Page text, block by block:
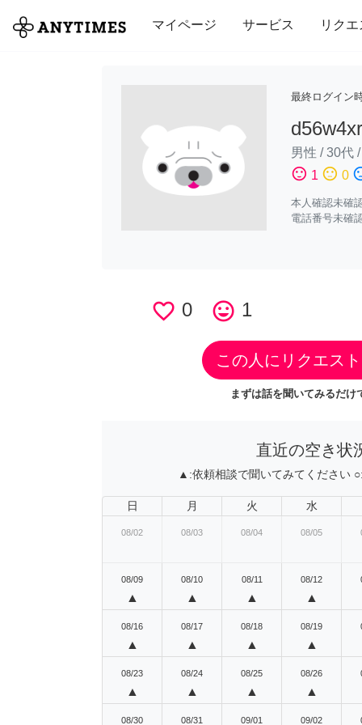
マイページ サービス リクエ
全て 修理・組立 家事 引っ越し
最終ログイン
男性 /30代 /
sentiment_satisfied 1 sentiment_neutral 0
本人確認未確
電話番号未確
favorite_border 0 tag_faces 1
この人にリクエス
まずは話を聞いてみるだけ
直近の空き状
▲:依頼相談で聞いてみてください ○:
日 月 火 水
08/02 08/03 08/04 08/05
08/09
▲
08/10
▲
08/11
▲
08/12
▲
08/16
▲
08/17
▲
08/18
▲
08/19
▲
08/23
▲
08/24
▲
08/25
▲
08/26
▲
08/30 08/31 09/01 09/02